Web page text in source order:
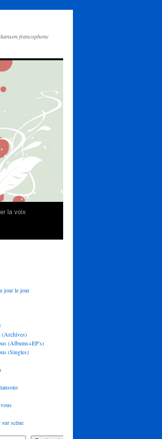
francophone
la voix
jour le jour
(Archives)
(Albums+EP's)
(Singles)
scène